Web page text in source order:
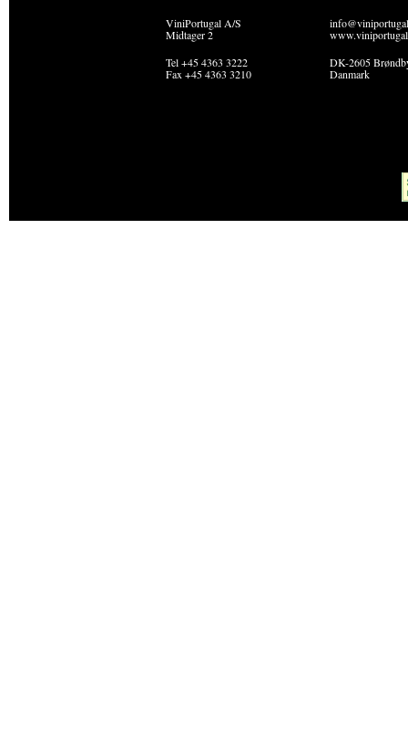
ViniPortugal A/S
Midtager 2
Tel +45 4363 3222
Fax +45 4363 3210
DK-2605
Danmark